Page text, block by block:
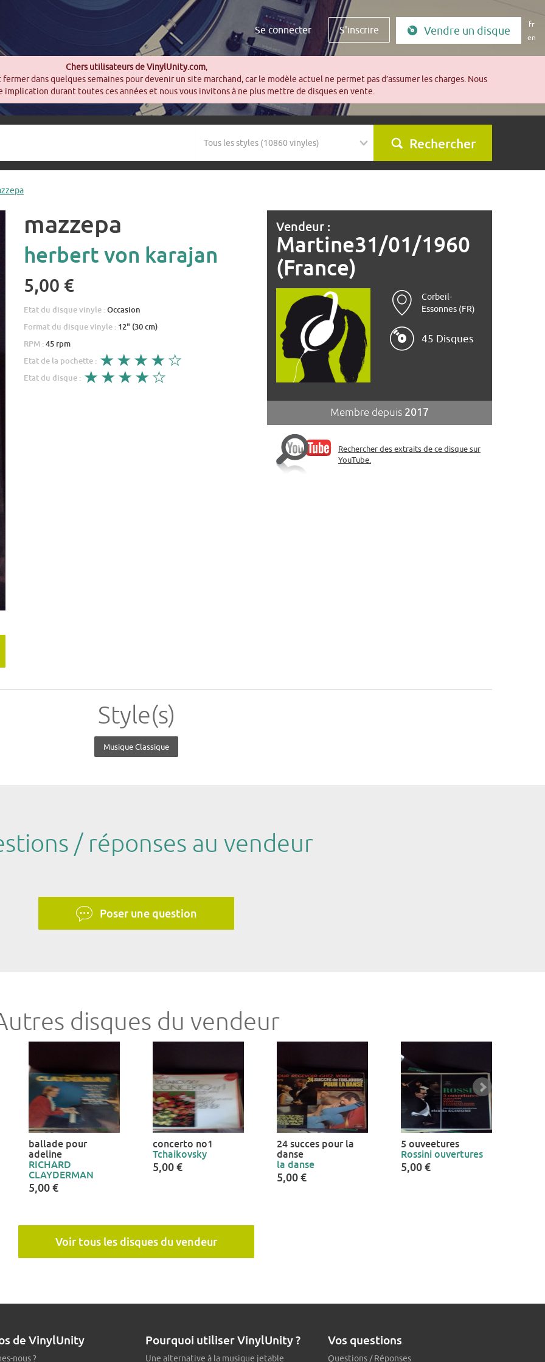
Chers utilisateurs de VinylUnity.com,
dans quelques semaines pour devenir un site marchand, car le modèle actuel ne permet pas d’assumer les charges. Nous
implication durant toutes ces années et nous vous invitons à ne plus mettre de disques en vente.
Se connecter S'inscrire Vendre un disque
fr
en
Rechercher
mazzepa
herbert von karajan
5,00 €
Etat du disque vinyle :Occasion
Format du disque vinyle : 12" (30 cm)
RPM :45 rpm
Etat de la pochette :
Etat du disque :
Vendeur :
Martine31/01/1960
(France)
Corbeil-
Essonnes (FR)
45 Disques
Membre depuis 2017
Rechercher des extraits de ce disque sur
YouTube.
Style(s)
Musique Classique
/ réponses au vendeur
Poser une question
disques du vendeur
ballade pour
adeline
RICHARD
CLAYDERMAN
5,00 €
concerto no1
Tchaikovsky
5,00 €
24 succes pour la
danse
la danse
5,00 €
5 ouveetures
Rossini ouvertures
5,00 €
Voir tous les disques du vendeur
de VinylUnity
nous ?
Pourquoi utiliser VinylUnity ?
Une alternative à la musique jetable
Vos questions
Questions / Réponses